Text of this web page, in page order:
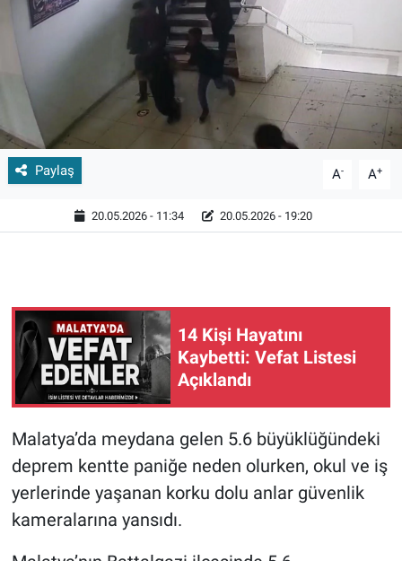
Paylaş A- A+
20.05.2026 - 11:34 20.05.2026 - 19:20
14 Kişi Hayatını
Kaybetti: Vefat Listesi
Açıklandı
Malatya’da meydana gelen 5.6 büyüklüğündeki
deprem kentte paniğe neden olurken, okul ve iş
yerlerinde yaşanan korku dolu anlar güvenlik
kameralarına yansıdı.